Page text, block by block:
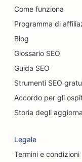
SEO per gli
SEO per
SEO per i
SEO per
SEO per i
SEO per
Come funziona
Programma di
Blog
Glossario SEO
Guida SEO
Strumenti SEO
Accordo per gli
Storia degli
Legale
Termini e condizioni